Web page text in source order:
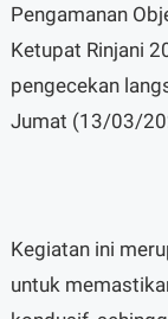
Pengamanan
Ketupat Rinjani
pengecekan
Jumat (13/03/
Kegiatan ini
untuk